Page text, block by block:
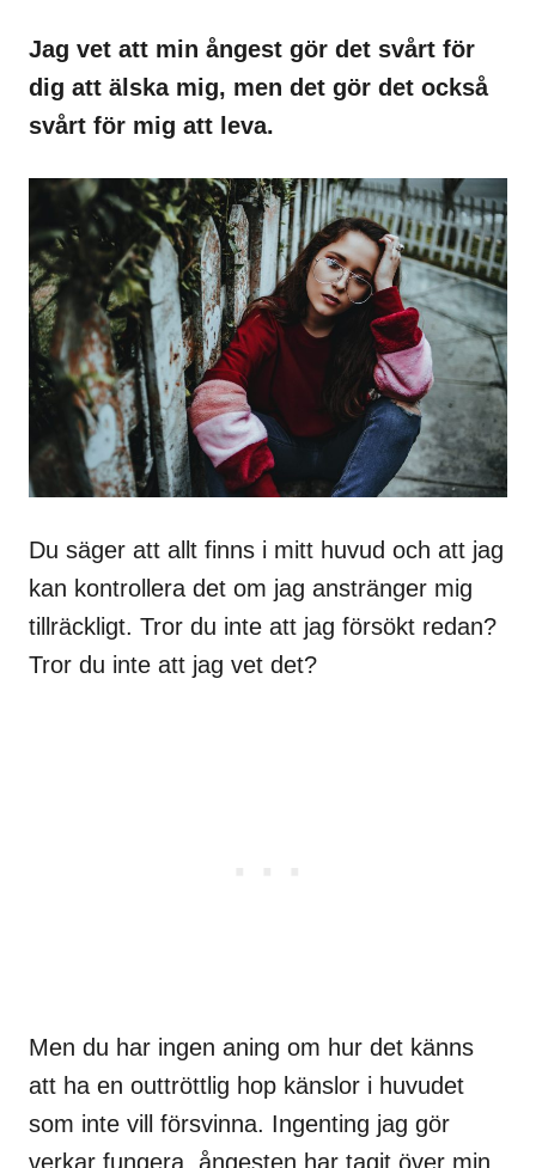
Jag vet att min ångest gör det svårt för
dig att älska mig, men det gör det också
svårt för mig att leva.
Du säger att allt finns i mitt huvud och att jag
kan kontrollera det om jag anstränger mig
tillräckligt. Tror du inte att jag försökt redan?
Tror du inte att jag vet det?
Men du har ingen aning om hur det känns
att ha en outtröttlig hop känslor i huvudet
som inte vill försvinna. Ingenting jag gör
verkar fungera, ångesten har tagit över min